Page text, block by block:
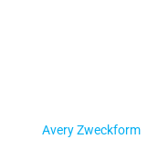
Avery Zweckform